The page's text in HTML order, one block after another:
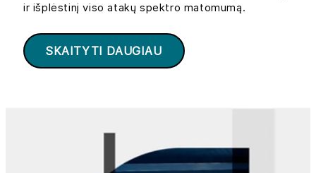
ir išplėstinį viso atakų spektro matomumą.
SKAITYTI DAUGIAU